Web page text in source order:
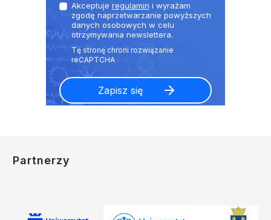
Akceptuje regulamin i wyrażam
zgodę naprzetwarzanie powyższych
danych osobowych w celu
otrzymywania newslettera.
Partnerzy